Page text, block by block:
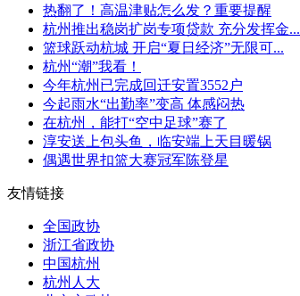
热翻了！高温津贴怎么发？重要提醒
杭州推出稳岗扩岗专项贷款 充分发挥金...
篮球跃动杭城 开启“夏日经济”无限可...
杭州“潮”我看！
今年杭州已完成回迁安置3552户
今起雨水“出勤率”变高 体感闷热
在杭州，能打“空中足球”赛了
淳安送上包头鱼，临安端上天目暖锅
偶遇世界扣篮大赛冠军陈登星
友情链接
全国政协
浙江省政协
中国杭州
杭州人大